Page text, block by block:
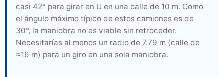
casi 42° para girar en U en una calle de 10 m. Como
el ángulo máximo típico de estos camiones es de
30°, la maniobra no es viable sin retroceder.
Necesitarías al menos un radio de 7.79 m (calle de
≈16 m) para un giro en una sola maniobra.